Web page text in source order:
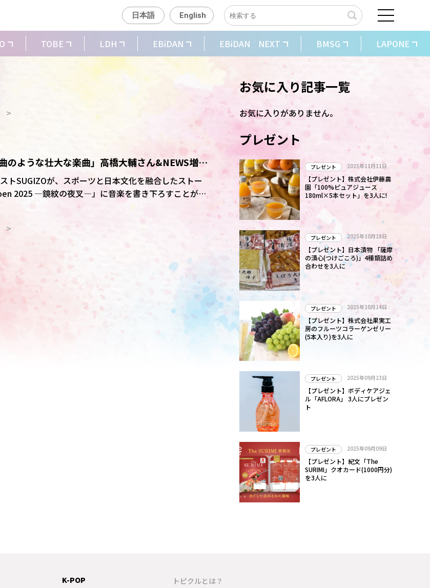
日本語 English
TOBE LDH EBiDAN EBiDAN NEXT BMSG LAPONE
>
のような壮大な楽曲」高橋大輔さん&NEWS増田
き下ろし
トSUGIZOが、スポーツと日本文化を融合したストー
2025 ―鏡紋の夜叉―」に音楽を書き下ろすことが2
>
お気に入り記事一覧
お気に入りがありません。
プレゼント
プレゼント 2025年11月11日
【プレゼント】株式会社伊藤農
園「100%ピュアジュース
180ml×5本セット」を3人に!
プレゼント 2025年10月28日
【プレゼント】日本漬物 「薩摩
の漬心(つけごころ)」4種類詰め
合わせを3人に
プレゼント 2025年10月14日
【プレゼント】株式会社果実工
房のフルーツコラーゲンゼリー
(5本入り)を3人に
プレゼント 2025年09月23日
【プレゼント】ボディケアジェ
ル「AFLORA」 3人にプレゼン
ト
プレゼント 2025年09月09日
【プレゼント】紀文「The
SURIMI」クオカード(1000円分)
を3人に
K-POP
トピクルとは？